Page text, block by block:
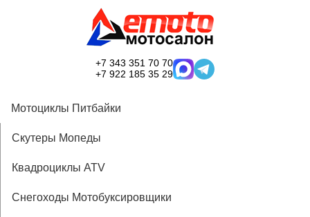
+7 343 351 70 70
+7 922 185 35 29
Мотоциклы Питбайки
Скутеры Мопеды
Квадроциклы ATV
Снегоходы Мотобуксировщики